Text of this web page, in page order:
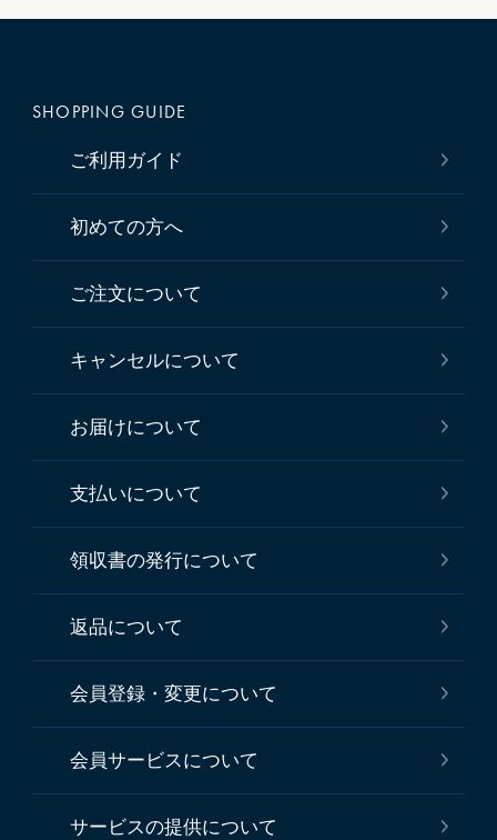
SHOPPING GUIDE
ご利用ガイド
初めての方へ
ご注文について
キャンセルについて
お届けについて
支払いについて
領収書の発行について
返品について
会員登録・変更について
会員サービスについて
サービスの提供について